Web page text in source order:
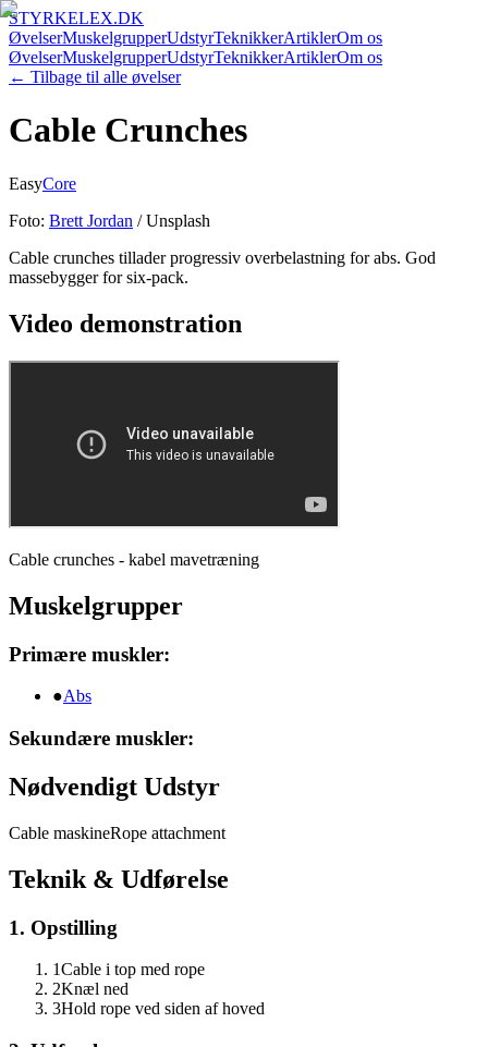
STYRKELEX.DK
ØvelserMuskelgrupperUdstyrTeknikkerArtiklerOm os
ØvelserMuskelgrupperUdstyrTeknikkerArtiklerOm os
← Tilbage til alle øvelser
Cable Crunches
EasyCore
Foto: Brett Jordan / Unsplash
Cable crunches tillader progressiv overbelastning for abs. God
massebygger for six-pack.
Video demonstration
Cable crunches - kabel mavetræning
Muskelgrupper
Primære muskler:
●Abs
Sekundære muskler:
Nødvendigt Udstyr
Cable maskineRope attachment
Teknik & Udførelse
1. Opstilling
1Cable i top med rope
2Knæl ned
3Hold rope ved siden af hoved